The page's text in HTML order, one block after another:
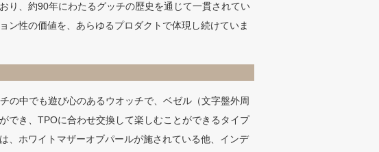
り、約90年にわたるグッチの歴史を通じて一貫されてい
ン性の価値を、あらゆるプロダクトで体現し続けていま
の中でも遊び心のあるウオッチで、ベゼル（文字盤外周
でき、TPOに合わせ交換して楽しむことができるタイプ
、ホワイトマザーオブパールが施されている他、インデ